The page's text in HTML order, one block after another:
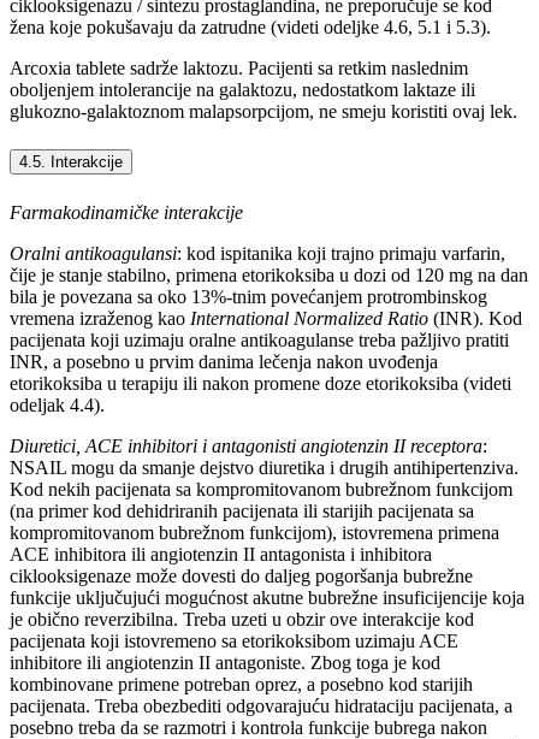
ciklooksigenazu / sintezu prostaglandina, ne preporučuje se kod
žena koje pokušavaju da zatrudne (videti odeljke 4.6, 5.1 i 5.3).
Arcoxia tablete sadrže laktozu. Pacijenti sa retkim naslednim
oboljenjem intolerancije na galaktozu, nedostatkom laktaze ili
glukozno-galaktoznom malapsorpcijom, ne smeju koristiti ovaj lek.
4.5. Interakcije
Farmakodinamičke interakcije
Oralni antikoagulansi: kod ispitanika koji trajno primaju varfarin,
čije je stanje stabilno, primena etorikoksiba u dozi od 120 mg na dan
bila je povezana sa oko 13%-tnim povećanjem protrombinskog
vremena izraženog kao International Normalized Ratio (INR). Kod
pacijenata koji uzimaju oralne antikoagulanse treba pažljivo pratiti
INR, a posebno u prvim danima lečenja nakon uvođenja
etorikoksiba u terapiju ili nakon promene doze etorikoksiba (videti
odeljak 4.4).
Diuretici, ACE inhibitori i antagonisti angiotenzin II receptora:
NSAIL mogu da smanje dejstvo diuretika i drugih antihipertenziva.
Kod nekih pacijenata sa kompromitovanom bubrežnom funkcijom
(na primer kod dehidriranih pacijenata ili starijih pacijenata sa
kompromitovanom bubrežnom funkcijom), istovremena primena
ACE inhibitora ili angiotenzin II antagonista i inhibitora
ciklooksigenaze može dovesti do daljeg pogoršanja bubrežne
funkcije uključujući mogućnost akutne bubrežne insuficijencije koja
je obično reverzibilna. Treba uzeti u obzir ove interakcije kod
pacijenata koji istovremeno sa etorikoksibom uzimaju ACE
inhibitore ili angiotenzin II antagoniste. Zbog toga je kod
kombinovane primene potreban oprez, a posebno kod starijih
pacijenata. Treba obezbediti odgovarajuću hidrataciju pacijenata, a
posebno treba da se razmotri i kontrola funkcije bubrega nakon